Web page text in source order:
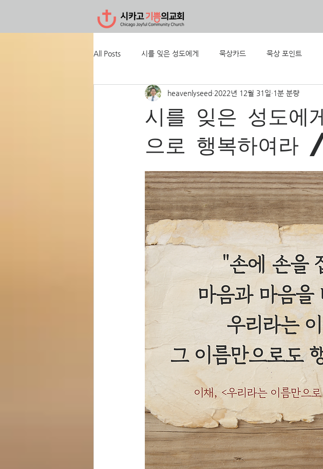
All Posts 시를 잊은 성도에게 묵상카드 묵상 포인트
시를 잊은 성도에
으로 행복하여라
heavenlyseed 2022년 12월 31일 1분 분량